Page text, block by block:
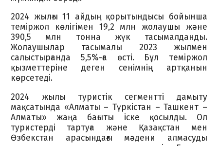
2024 жылғы 11 айдың қорытындысы бойынша
теміржол көлігімен 19,2 млн жолаушы және
390,5 млн тонна жүк тасымалданды.
Жолаушылар тасымалы 2023 жылмен
салыстырғанда 5,5%-ға өсті. Бұл теміржол
қызметтеріне деген сенімнің артқанын
көрсетеді.
2024 жылы туристік сегментті дамыту
мақсатында «Алматы – Түркістан – Ташкент –
Алматы» жаңа бағыты іске қосылды. Ол
туристерді тартуға және Қазақстан мен
Өзбекстан арасындағы мәдени алмасуды